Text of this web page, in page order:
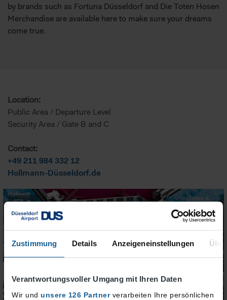
Zustimmung Details Anzeigeneinstellungen
Verantwortungsvoller Umgang mit Ihren Daten
Wir und unsere 126 Partnerverarbeiten Ihre persönlichen
by brands such as Fortuna Düsseldorf and Die Toten Hosen
Merchandise are available here to make sure your dreams
come true.
Location:
Public Area / Departure Level
Security Area / Gate B and C
Contact:
+49 211 984 332 12
Hollmann-Düsseldorf.de
3